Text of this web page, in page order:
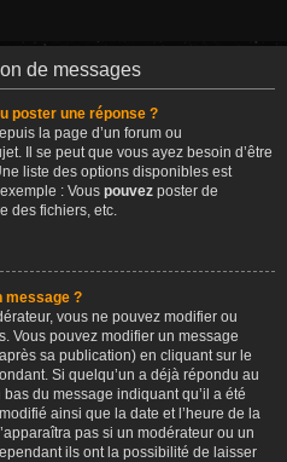
de messages
poster une réponse ?
la page d’un forum ou
Il se peut que vous ayez besoin d’être
liste des options disponibles est
: Vous pouvez poster de
des fichiers, etc.
message ?
vous ne pouvez modifier ou
Vous pouvez modifier un message
sa publication) en cliquant sur le
Si quelqu’un a déjà répondu au
du message indiquant qu’il a été
ainsi que la date et l’heure de la
pas si un modérateur ou un
ils ont la possibilité de laisser